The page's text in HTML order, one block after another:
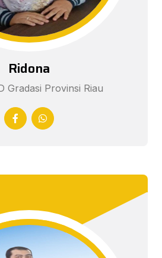
Ridona
Gradasi Provinsi Riau